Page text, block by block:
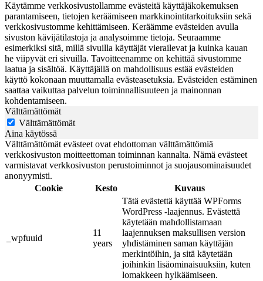
Käytämme verkkosivustollamme evästeitä käyttäjäkokemuksen
parantamiseen, tietojen keräämiseen markkinointitarkoituksiin sekä
verkkosivustomme kehittämiseen. Keräämme evästeiden avulla
sivuston kävijätilastoja ja analysoimme tietoja. Seuraamme
esimerkiksi sitä, millä sivuilla käyttäjät vierailevat ja kuinka kauan
he viipyvät eri sivuilla. Tavoitteenamme on kehittää sivustomme
laatua ja sisältöä. Käyttäjällä on mahdollisuus estää evästeiden
käyttö kokonaan muuttamalla evästeasetuksia. Evästeiden estäminen
saattaa vaikuttaa palvelun toiminnallisuuteen ja mainonnan
kohdentamiseen.
Välttämättömät
Välttämättömät
Aina käytössä
Välttämättömät evästeet ovat ehdottoman välttämättömiä
verkkosivuston moitteettoman toiminnan kannalta. Nämä evästeet
varmistavat verkkosivuston perustoiminnot ja suojausominaisuudet
anonyymisti.
Cookie
Kesto Kuvaus
_wpfuuid
11
years
Tätä evästettä käyttää WPForms
WordPress -laajennus. Evästettä
käytetään mahdollistamaan
laajennuksen maksullisen version
yhdistäminen saman käyttäjän
merkintöihin, ja sitä käytetään
joihinkin lisäominaisuuksiin, kuten
lomakkeen hylkäämiseen.